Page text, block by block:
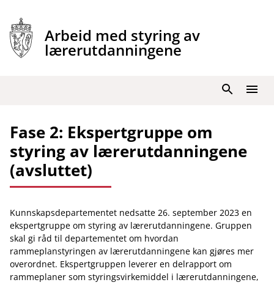
innhold
Arbeid med styring av
lærerutdanningene
Meny
Søk
Fase 2: Ekspertgruppe om
styring av lærerutdanningene
(avsluttet)
Kunnskapsdepartementet nedsatte 26. september 2023 en
ekspertgruppe om styring av lærerutdanningene. Gruppen
skal gi råd til departementet om hvordan
rammeplanstyringen av lærerutdanningene kan gjøres mer
overordnet. Ekspertgruppen leverer en delrapport om
rammeplaner som styringsvirkemiddel i lærerutdanningene,